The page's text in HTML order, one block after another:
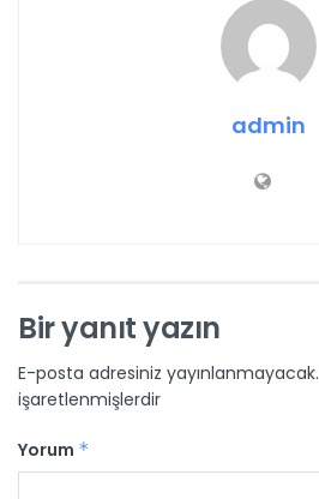
admin
Bir yanıt yazın
E-posta adresiniz yayınlanmayacak.
işaretlenmişlerdir
Yorum *